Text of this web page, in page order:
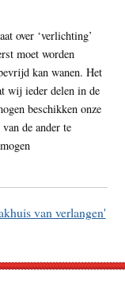
over ‘verlichting’
moet worden
kan wanen. Het
wij ieder delen in de
beschikken onze
de ander te
van verlangen'